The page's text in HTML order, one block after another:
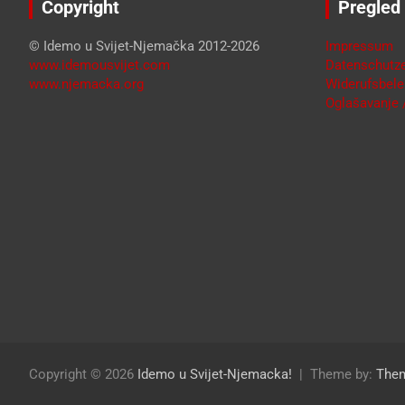
Copyright
© Idemo u Svijet-Njemačka 2012-2026
www.idemousvijet.com
www.njemacka.org
Pregled
Impressum
Copyright © 2026 Idemo u Svijet-Njemacka! Theme by: